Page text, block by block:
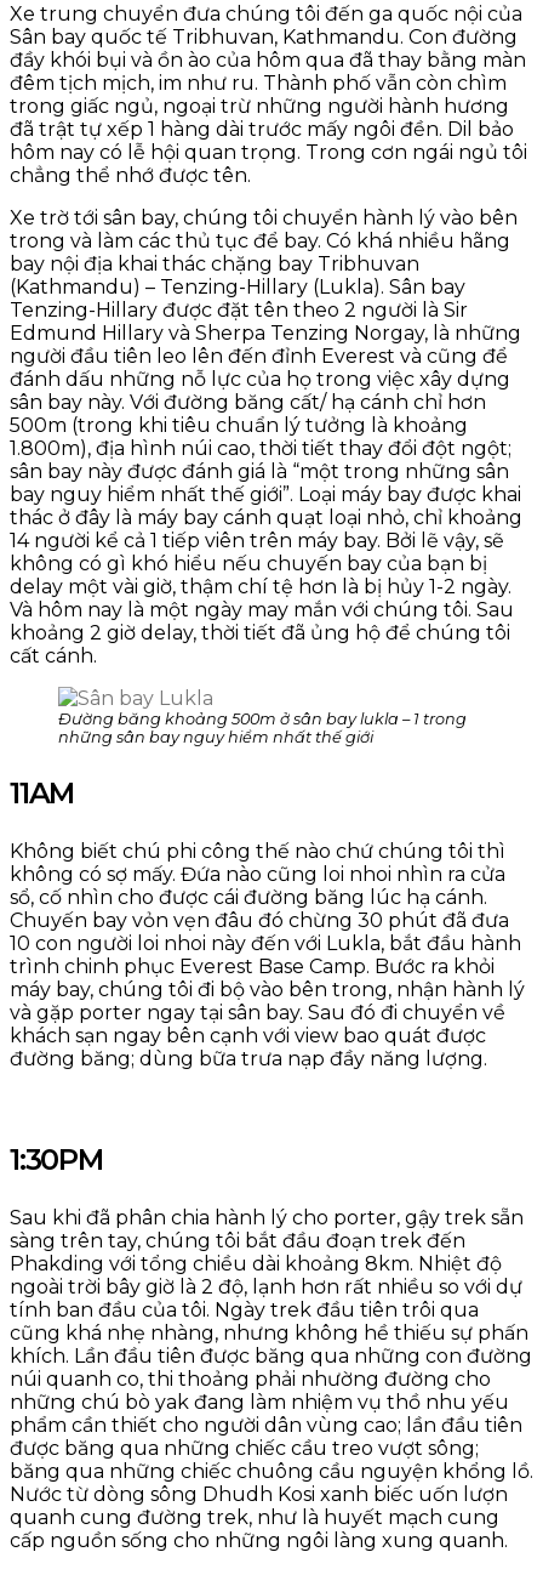
Xe trung chuyển đưa chúng tôi đến ga quốc nội của
Sân bay quốc tế Tribhuvan, Kathmandu. Con đường
đầy khói bụi và ồn ào của hôm qua đã thay bằng màn
đêm tịch mịch, im như ru. Thành phố vẫn còn chìm
trong giấc ngủ, ngoại trừ những người hành hương
đã trật tự xếp 1 hàng dài trước mấy ngôi đền. Dil bảo
hôm nay có lễ hội quan trọng. Trong cơn ngái ngủ tôi
chẳng thể nhớ được tên.
Xe trờ tới sân bay, chúng tôi chuyển hành lý vào bên
trong và làm các thủ tục để bay. Có khá nhiều hãng
bay nội địa khai thác chặng bay Tribhuvan
(Kathmandu) – Tenzing-Hillary (Lukla). Sân bay
Tenzing-Hillary được đặt tên theo 2 người là Sir
Edmund Hillary và Sherpa Tenzing Norgay, là những
người đầu tiên leo lên đến đỉnh Everest và cũng để
đánh dấu những nỗ lực của họ trong việc xây dựng
sân bay này. Với đường băng cất/ hạ cánh chỉ hơn
500m (trong khi tiêu chuẩn lý tưởng là khoảng
1.800m), địa hình núi cao, thời tiết thay đổi đột ngột;
sân bay này được đánh giá là “một trong những sân
bay nguy hiểm nhất thế giới”. Loại máy bay được khai
thác ở đây là máy bay cánh quạt loại nhỏ, chỉ khoảng
14 người kể cả 1 tiếp viên trên máy bay. Bởi lẽ vậy, sẽ
không có gì khó hiểu nếu chuyến bay của bạn bị
delay một vài giờ, thậm chí tệ hơn là bị hủy 1-2 ngày.
Và hôm nay là một ngày may mắn với chúng tôi. Sau
khoảng 2 giờ delay, thời tiết đã ủng hộ để chúng tôi
cất cánh.
Đường băng khoảng 500m ở sân bay lukla – 1 trong
những sân bay nguy hiểm nhất thế giới
11AM
Không biết chú phi công thế nào chứ chúng tôi thì
không có sợ mấy. Đứa nào cũng loi nhoi nhìn ra cửa
sổ, cố nhìn cho được cái đường băng lúc hạ cánh.
Chuyến bay vỏn vẹn đâu đó chừng 30 phút đã đưa
10 con người loi nhoi này đến với Lukla, bắt đầu hành
trình chinh phục Everest Base Camp. Bước ra khỏi
máy bay, chúng tôi đi bộ vào bên trong, nhận hành lý
và gặp porter ngay tại sân bay. Sau đó đi chuyển về
khách sạn ngay bên cạnh với view bao quát được
đường băng; dùng bữa trưa nạp đầy năng lượng.
1:30PM
Sau khi đã phân chia hành lý cho porter, gậy trek sẵn
sàng trên tay, chúng tôi bắt đầu đoạn trek đến
Phakding với tổng chiều dài khoảng 8km. Nhiệt độ
ngoài trời bây giờ là 2 độ, lạnh hơn rất nhiều so với dự
tính ban đầu của tôi. Ngày trek đầu tiên trôi qua
cũng khá nhẹ nhàng, nhưng không hề thiếu sự phấn
khích. Lần đầu tiên được băng qua những con đường
núi quanh co, thi thoảng phải nhường đường cho
những chú bò yak đang làm nhiệm vụ thồ nhu yếu
phẩm cần thiết cho người dân vùng cao; lần đầu tiên
được băng qua những chiếc cầu treo vượt sông;
băng qua những chiếc chuông cầu nguyện khổng lồ.
Nước từ dòng sông Dhudh Kosi xanh biếc uốn lượn
quanh cung đường trek, như là huyết mạch cung
cấp nguồn sống cho những ngôi làng xung quanh.